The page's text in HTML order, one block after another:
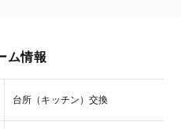
ム情報
台所（キッチン）交換